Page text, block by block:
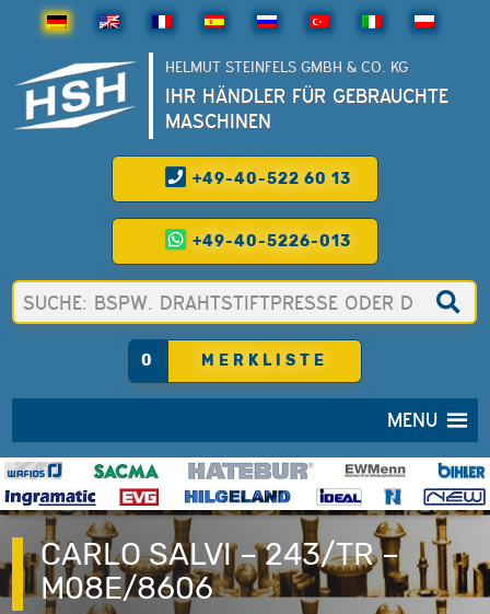
HELMUT STEINFELS GMBH & CO. KG
IHR HÄNDLER FÜR GEBRAUCHTE
MASCHINEN
+49-40-522 60 13
+49-40-5226-013
0 MERKLISTE
MENU
CARLO SALVI – 243/TR –
M08E/8606